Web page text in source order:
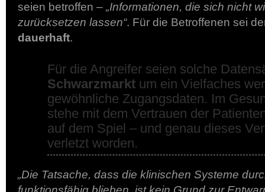
seien betroffen – „Informationen, die sich nicht
zurücksetzen lassen“. Für die Betroffenen sei
dauerhaft.
Für die Angreifer seien solche
Schwarzmarkt um ein Vielfaches
gewöhnliche Zugangsdaten. Im
stehe mit dem Vertrauen der
auf dem Spiel – und genau dieses
verletzt worden.
„Die Tatsache, dass die klinischen Systeme